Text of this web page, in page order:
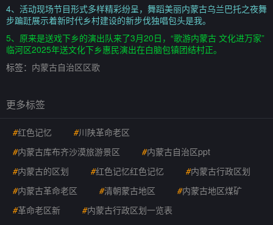
4、活动现场节目形式多样精彩纷呈，舞蹈美丽内蒙古乌兰巴托之夜舞
步蹁跹展示着新时代乡村建设的新步伐独唱包头是我。
5、原来是送戏下乡的演出队来了3月20日，“歌游内蒙古 文化进万家”
临河区2025年送文化下乡惠民演出在白脑包镇团结村正。
标签： 内蒙古自治区区歌
更多标签
#红色记忆 #川陕革命老区
#内蒙古库布齐沙漠旅游景区 #内蒙古自治区ppt
#内蒙古的区划 #红色记忆红色记忆 #内蒙古行政区划
#内蒙古革命老区 #清朝蒙古地区 #内蒙古地区煤矿
#革命老区新 #内蒙古行政区划一览表